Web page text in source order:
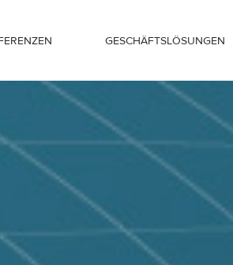
GESCHÄFTSLÖSUNGEN
Teams Meetings